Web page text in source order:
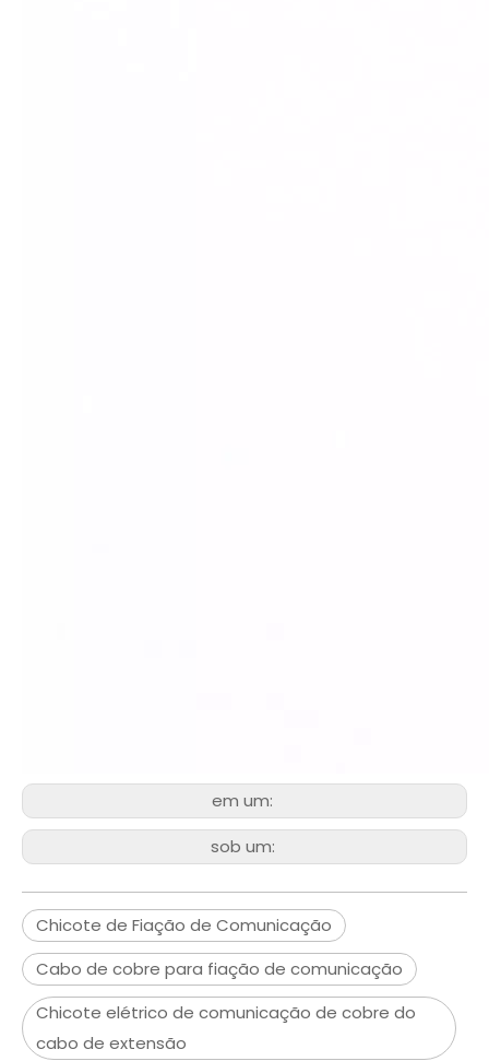
em um:
sob um:
Chicote de Fiação de Comunicação
Cabo de cobre para fiação de comunicação
Chicote elétrico de comunicação de cobre do
cabo de extensão